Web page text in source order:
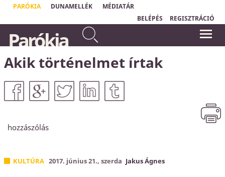
PARÓKIA DUNAMELLÉK
MÉDIATÁR
BELÉPÉS
REGISZTRÁCIÓ
gonoszságaikkal szemben, és
bűneikről nem emlékezem meg
Zsidók 8,12
most már megbeszélhetjük, hogy mik a
bűneim."
Horváth Levente
Parókia
Akik történelmet írtak
hozzászólás
KULTÚRA 2017. június 21., szerda Jakus Ágnes